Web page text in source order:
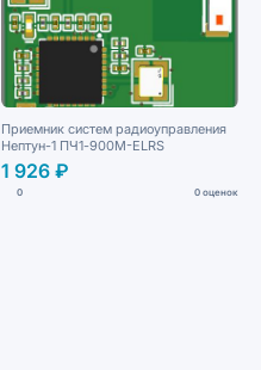
Приемник систем радиоуправления
Нептун-1 ПЧ1-900M-ELRS
1 926 ₽
0 0 оценок